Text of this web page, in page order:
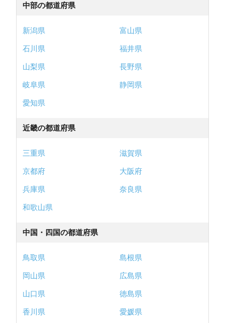
中部の都道府県
新潟県
富山県
石川県
福井県
山梨県
長野県
岐阜県
静岡県
愛知県
近畿の都道府県
三重県
滋賀県
京都府
大阪府
兵庫県
奈良県
和歌山県
中国・四国の都道府県
鳥取県
島根県
岡山県
広島県
山口県
徳島県
香川県
愛媛県